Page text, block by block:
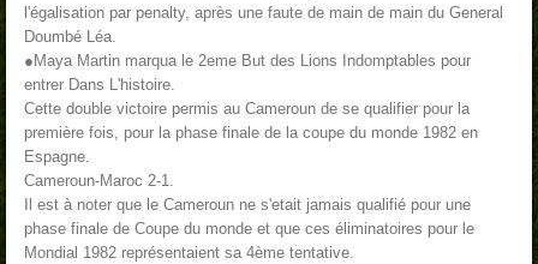
l'égalisation par penalty, après une faute de main de main du General
Doumbé Léa.
●Maya Martin marqua le 2eme But des Lions Indomptables pour
entrer Dans L'histoire.
Cette double victoire permis au Cameroun de se qualifier pour la
première fois, pour la phase finale de la coupe du monde 1982 en
Espagne.
Cameroun-Maroc 2-1.
Il est à noter que le Cameroun ne s'etait jamais qualifié pour une
phase finale de Coupe du monde et que ces éliminatoires pour le
Mondial 1982 représentaient sa 4ème tentative.